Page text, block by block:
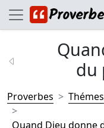
du
Proverbes Thémes
Quand Dieu donne